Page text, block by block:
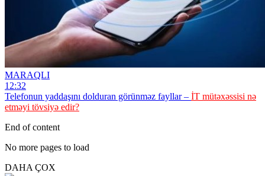
MARAQLI
12:32
Telefonun yaddaşını dolduran görünməz fayllar – İT mütəxəssisi nə
etməyi tövsiyə edir?
End of content
No more pages to load
DAHA ÇOX